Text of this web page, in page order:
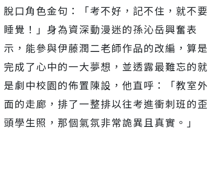
脫口角色金句：「考不好，記不住， 就不要
睡覺！」身為資深動漫迷的孫沁岳興奮表
示， 能參與伊藤潤二老師作品的改編，算是
完成了心中的一大夢想， 並透露最難忘的就
是劇中校園的佈置陳設，他直呼：「教室外
面的走廊，排了一整排以往考進衝刺班的歪
頭學生照， 那個氣氛非常詭異且真實。」